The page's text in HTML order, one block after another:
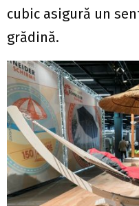
cubic asigură un
grădină.